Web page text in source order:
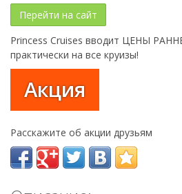
Перейти на сайт
Princess Cruises вводит ЦЕНЫ
практически на все круизы!
Акция
Расскажите об акции друзьям